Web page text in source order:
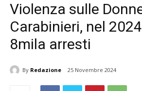
Violenza sulle
Carabinieri, nel
8mila arresti
By Redazione 25 Novembre 2024